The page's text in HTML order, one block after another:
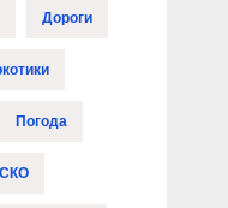
Дороги
Погода
СКО